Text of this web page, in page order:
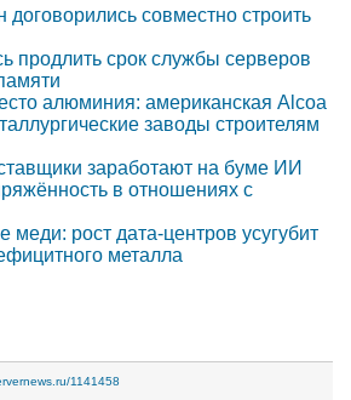
совместно строить
продлить срок службы серверов
алюминия: американская Alcoa
заводы строителям
заработают на буме ИИ
в отношениях с
меди: рост дата-центров усугубит
металла
1141458